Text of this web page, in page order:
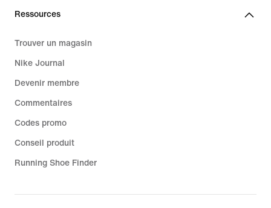
Ressources
Trouver un magasin
Nike Journal
Devenir membre
Commentaires
Codes promo
Conseil produit
Running Shoe Finder